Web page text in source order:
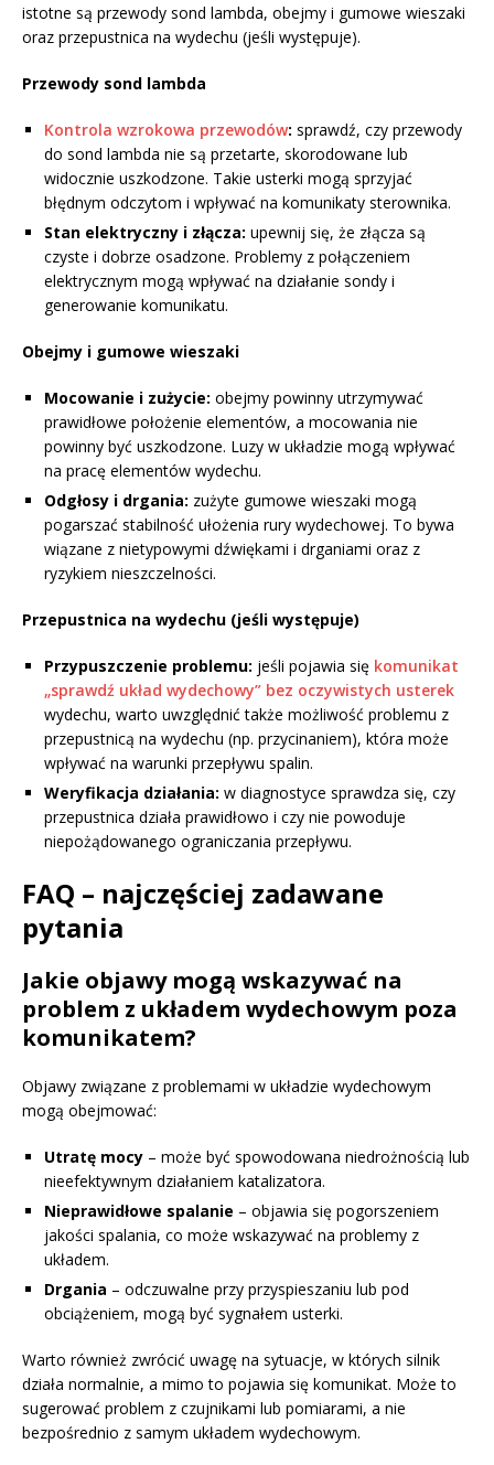
istotne są przewody sond lambda, obejmy i gumowe wieszaki
oraz przepustnica na wydechu (jeśli występuje).
Przewody sond lambda
Kontrola wzrokowa przewodów: sprawdź, czy przewody
do sond lambda nie są przetarte, skorodowane lub
widocznie uszkodzone. Takie usterki mogą sprzyjać
błędnym odczytom i wpływać na komunikaty sterownika.
Stan elektryczny i złącza: upewnij się, że złącza są
czyste i dobrze osadzone. Problemy z połączeniem
elektrycznym mogą wpływać na działanie sondy i
generowanie komunikatu.
Obejmy i gumowe wieszaki
Mocowanie i zużycie: obejmy powinny utrzymywać
prawidłowe położenie elementów, a mocowania nie
powinny być uszkodzone. Luzy w układzie mogą wpływać
na pracę elementów wydechu.
Odgłosy i drgania: zużyte gumowe wieszaki mogą
pogarszać stabilność ułożenia rury wydechowej. To bywa
wiązane z nietypowymi dźwiękami i drganiami oraz z
ryzykiem nieszczelności.
Przepustnica na wydechu (jeśli występuje)
Przypuszczenie problemu: jeśli pojawia się komunikat
„sprawdź układ wydechowy” bez oczywistych usterek
wydechu, warto uwzględnić także możliwość problemu z
przepustnicą na wydechu (np. przycinaniem), która może
wpływać na warunki przepływu spalin.
Weryfikacja działania: w diagnostyce sprawdza się, czy
przepustnica działa prawidłowo i czy nie powoduje
niepożądowanego ograniczania przepływu.
FAQ – najczęściej zadawane
pytania
Jakie objawy mogą wskazywać na
problem z układem wydechowym poza
komunikatem?
Objawy związane z problemami w układzie wydechowym
mogą obejmować:
Utratę mocy – może być spowodowana niedrożnością lub
nieefektywnym działaniem katalizatora.
Nieprawidłowe spalanie – objawia się pogorszeniem
jakości spalania, co może wskazywać na problemy z
układem.
Drgania – odczuwalne przy przyspieszaniu lub pod
obciążeniem, mogą być sygnałem usterki.
Warto również zwrócić uwagę na sytuacje, w których silnik
działa normalnie, a mimo to pojawia się komunikat. Może to
sugerować problem z czujnikami lub pomiarami, a nie
bezpośrednio z samym układem wydechowym.